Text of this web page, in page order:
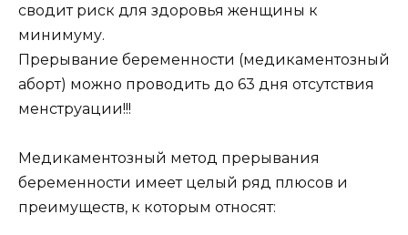
сводит риск для здоровья женщины к
минимуму.
Прерывание беременности (медикаментозный
аборт) можно проводить до 63 дня отсутствия
менструации!!!
Медикаментозный метод прерывания
беременности имеет целый ряд плюсов и
преимуществ, к которым относят: